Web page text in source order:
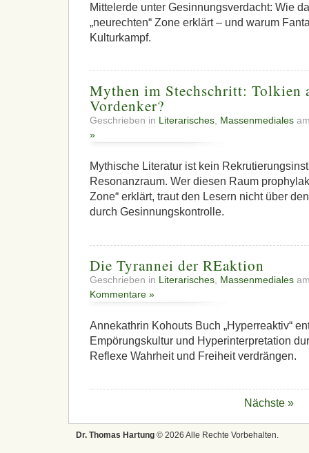
Mittelerde unter Gesinnungsverdacht: Wie
„neurechten“ Zone erklärt – und warum
Kulturkampf.
Mythen im Stechschritt: Tolkien
Vordenker?
Geschrieben in Literarisches Massenmediales
»
Mythische Literatur ist kein
Resonanzraum. Wer diesen Raum
Zone“ erklärt, traut den Lesern nicht über
durch Gesinnungskontrolle.
Die Tyrannei der REaktion
Geschrieben in Literarisches Massenmediales
Kommentare »
Annekathrin Kohouts Buch „Hyperreaktiv“
Empörungskultur und Hyperinterpretation
Reflexe Wahrheit und Freiheit verdrängen.
Nächste »
Dr. Thomas Hartung © 2026 Alle Rechte Vorbehalten.